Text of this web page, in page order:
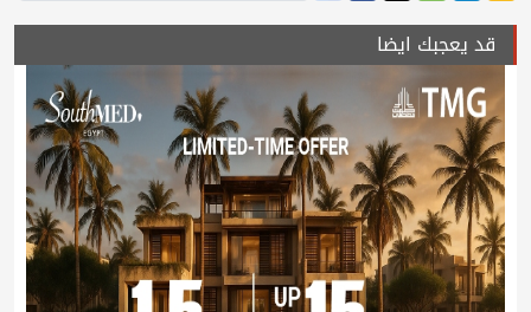
قد يعجبك ايضا